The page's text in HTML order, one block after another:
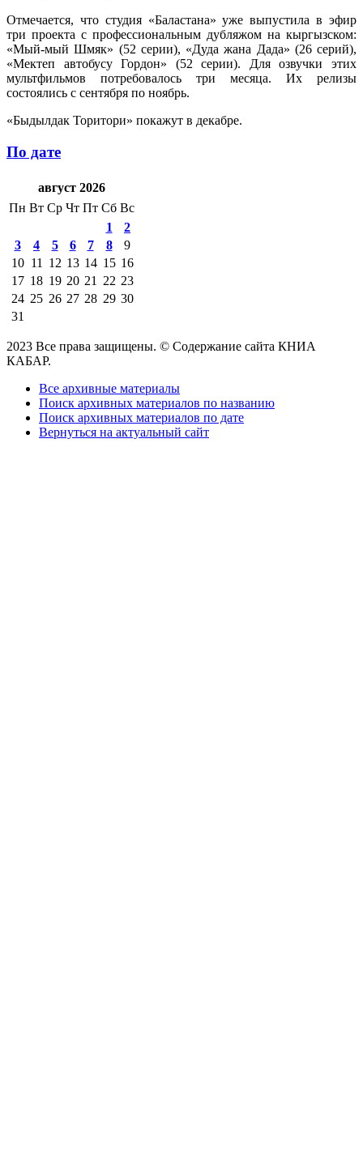
Отмечается, что студия «Баластана» уже выпустила в эфир
три проекта с профессиональным дубляжом на кыргызском:
«Мый-мый Шмяк» (52 серии), «Дуда жана Дада» (26 серий),
«Мектеп автобусу Гордон» (52 серии). Для озвучки этих
мультфильмов потребовалось три месяца. Их релизы
состоялись с сентября по ноябрь.
«Быдылдак Торитори» покажут в декабре.
По дате
август 2026
Пн Вт Ср Чт Пт Сб Вс
1
2
3
4 5 6 7 8
9
10 11 12 13 14 15 16
17 18 19 20 21 22 23
24 25 26 27 28 29 30
31
2023 Все права защищены. © Содержание сайта КНИА
КАБАР.
Все архивные материалы
Поиск архивных материалов по названию
Поиск архивных материалов по дате
Вернуться на актуальный сайт